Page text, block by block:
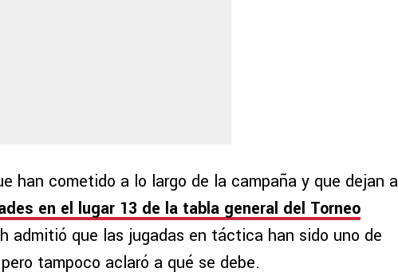
han cometido a lo largo de la campaña y que dejan a
en el lugar 13 de la tabla general del Torneo
admitió que las jugadas en táctica han sido uno de
tampoco aclaró a qué se debe.